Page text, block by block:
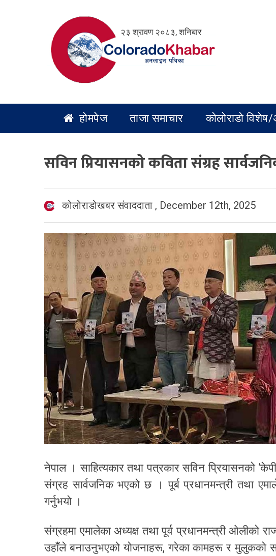
२३ श्रावण २०८३, शनिबार
होमपेज ताजा समाचार कोलोराडो
सविन प्रियासनको कविता संग्रह
कोलोराडोखबर संवाददाता , December 12th, 2025
नेपाल । साहित्यकार तथा पत्रकार सविन प्रियासनको
संग्रह सार्वजनिक भएको छ । पूर्ब प्रधानमन्त्री तथा
गर्नुभयो ।
संग्रहमा एमालेका अध्यक्ष तथा पूर्व प्रधानमन्त्री ओलीको
उहाँले बनाउनुभएको योजनाहरू, गरेका कामहरू र मुलुकको